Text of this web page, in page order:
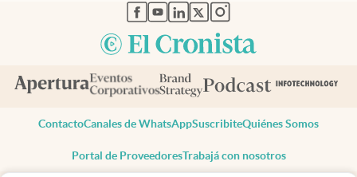
abre en nueva pestaña
abre en nueva pestaña
abre en nueva pestaña
abre en nueva pestaña
abre en nueva pestaña
ContactoCanales de WhatsAppSuscribiteQuiénes Somos
Portal de ProveedoresTrabajá con nosotros